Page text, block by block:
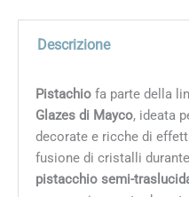
Descrizione
Pistachiofa parte della
Glazes di Mayco, ideata
decorate e ricche di
fusione di cristalli
pistacchio semi-